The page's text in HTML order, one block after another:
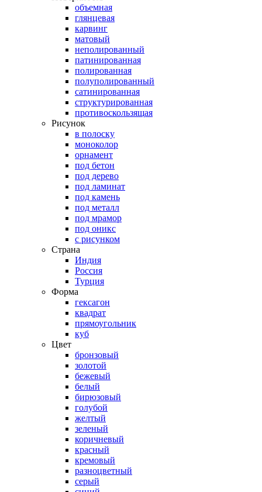
объемная
глянцевая
карвинг
матовый
неполированный
патинированная
полированная
полуполированный
сатинированная
структурированная
противоскользящая
Рисунок
в полоску
моноколор
орнамент
под бетон
под дерево
под ламинат
под камень
под металл
под мрамор
под оникс
с рисунком
Страна
Индия
Россия
Турция
Форма
гексагон
квадрат
прямоугольник
куб
Цвет
бронзовый
золотой
бежевый
белый
бирюзовый
голубой
желтый
зеленый
коричневый
красный
кремовый
разноцветный
серый